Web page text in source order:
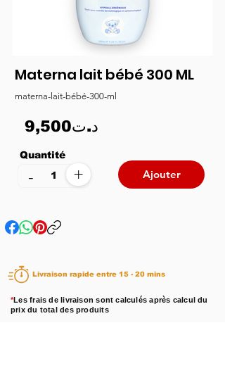
Materna lait bébé 300 ML
materna-lait-bébé-300-ml
9,500د.ت
Quantité
+
- Ajouter
Livraison rapide entre 15 - 20 mins
*Les frais de livraison sont calculés après calcul du
prix du total des produits